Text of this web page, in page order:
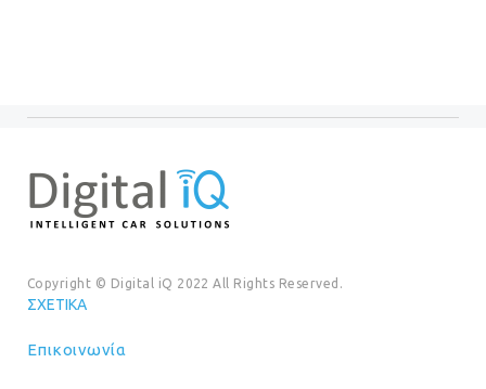
Copyright © Digital iQ 2022 All Rights Reserved.
ΣΧΕΤΙΚΆ
Επικοινωνία